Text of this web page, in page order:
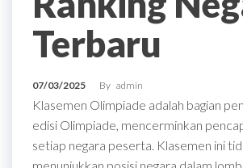
Terbaru
07/03/2025 By admin
Klasemen Olimpiade adalah bagian
edisi Olimpiade, mencerminkan
setiap negara peserta. Klasemen ini